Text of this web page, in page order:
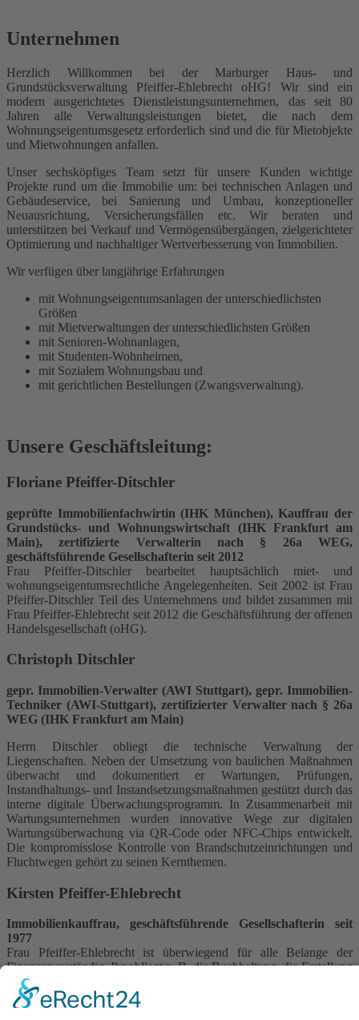
Unternehmen
Herzlich Willkommen bei der Marburger Haus- und
Grundstücksverwaltung Pfeiffer-Ehlebrecht oHG! Wir sind ein
modern ausgerichtetes Dienstleistungsunternehmen, das seit 80
Jahren alle Verwaltungsleistungen bietet, die nach dem
Wohnungseigentumsgesetz erforderlich sind und die für Mietobjekte
und Mietwohnungen anfallen.
Unser sechsköpfiges Team setzt für unsere Kunden wichtige
Projekte rund um die Immobilie um: bei technischen Anlagen und
Gebäudeservice, bei Sanierung und Umbau, konzeptioneller
Neuausrichtung, Versicherungsfällen etc. Wir beraten und
unterstützen bei Verkauf und Vermögensübergängen, zielgerichteter
Optimierung und nachhaltiger Wertverbesserung von Immobilien.
Wir verfügen über langjährige Erfahrungen
mit Wohnungseigentumsanlagen der unterschiedlichsten
Größen
mit Mietverwaltungen der unterschiedlichsten Größen
mit Senioren-Wohnanlagen,
mit Studenten-Wohnheimen,
mit Sozialem Wohnungsbau und
mit gerichtlichen Bestellungen (Zwangsverwaltung).
Unsere Geschäftsleitung:
Floriane Pfeiffer-Ditschler
geprüfte Immobilienfachwirtin (IHK München), Kauffrau der
Grundstücks- und Wohnungswirtschaft (IHK Frankfurt am
Main), zertifizierte Verwalterin nach § 26a WEG,
geschäftsführende Gesellschafterin seit 2012
Frau Pfeiffer-Ditschler bearbeitet hauptsächlich miet- und
wohnungseigentumsrechtliche Angelegenheiten. Seit 2002 ist Frau
Pfeiffer-Ditschler Teil des Unternehmens und bildet zusammen mit
Frau Pfeiffer-Ehlebrecht seit 2012 die Geschäftsführung der offenen
Handelsgesellschaft (oHG).
Christoph Ditschler
gepr. Immobilien-Verwalter (AWI Stuttgart), gepr. Immobilien-
Techniker (AWI-Stuttgart), zertifizierter Verwalter nach § 26a
WEG (IHK Frankfurt am Main)
Herrn Ditschler obliegt die technische Verwaltung der
Liegenschaften. Neben der Umsetzung von baulichen Maßnahmen
überwacht und dokumentiert er Wartungen, Prüfungen,
Instandhaltungs- und Instandsetzungsmaßnahmen gestützt durch das
interne digitale Überwachungsprogramm. In Zusammenarbeit mit
Wartungsunternehmen wurden innovative Wege zur digitalen
Wartungsüberwachung via QR-Code oder NFC-Chips entwickelt.
Die kompromisslose Kontrolle von Brandschutzeinrichtungen und
Fluchtwegen gehört zu seinen Kernthemen.
Kirsten Pfeiffer-Ehlebrecht
Immobilienkauffrau, geschäftsführende Gesellschafterin seit
1977
Frau Pfeiffer-Ehlebrecht ist überwiegend für alle Belange der
Finanzen zuständig. Ihr obliegt z. B. die Buchhaltung, die Erstellung
von Abrechnungen und Wirtschaftsplänen, das Mahnwesen und der
Zahlungsverkehr.